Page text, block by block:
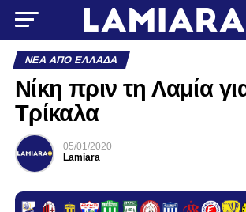
ΝΈΑ ΑΠΌ ΕΛΛΆΔΑ
Νίκη πριν τη Λαμία
Τρίκαλα
05/01/2020
Lamiara